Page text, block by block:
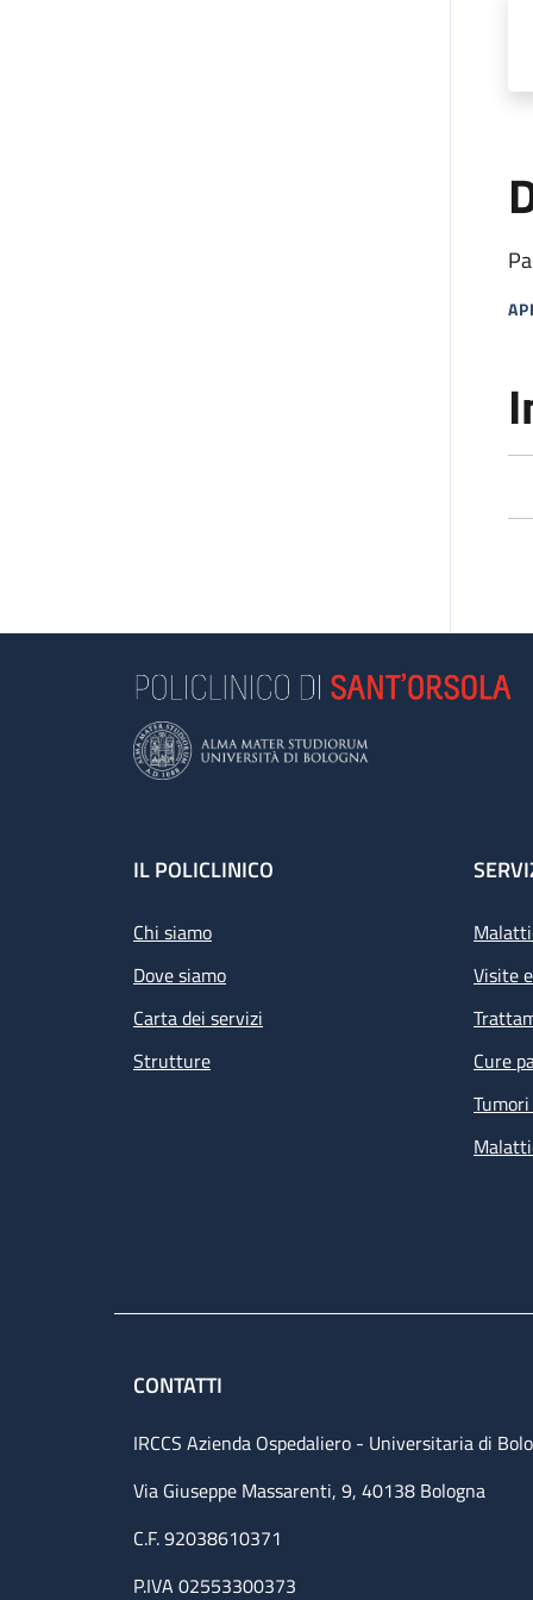
Footer
IL POLICLINICO
Chi siamo
Dove siamo
Carta dei servizi
Strutture
Visite
Cure
CONTATTI
IRCCS Azienda Ospedaliero - Universitaria di
Via Giuseppe Massarenti, 9, 40138 Bologna
C.F. 92038610371
P.IVA 02553300373